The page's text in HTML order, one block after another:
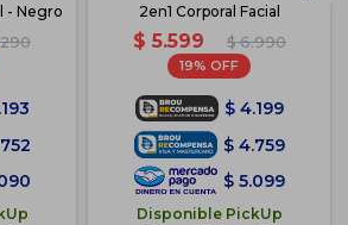
- Negro
2en1 Corporal Facial
$ 5.599 $ 6.990
19
$ 4.199
$ 4.759
$ 5.099
Disponible PickUp